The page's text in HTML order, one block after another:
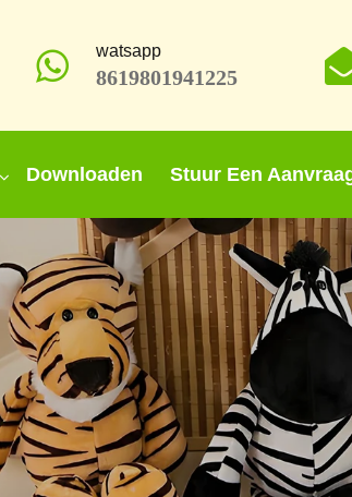
watsapp
8619801941225
Downloaden Stuur Een